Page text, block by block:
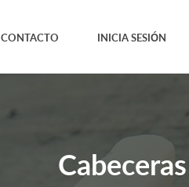
CONTACTO INICIA SESIÓN